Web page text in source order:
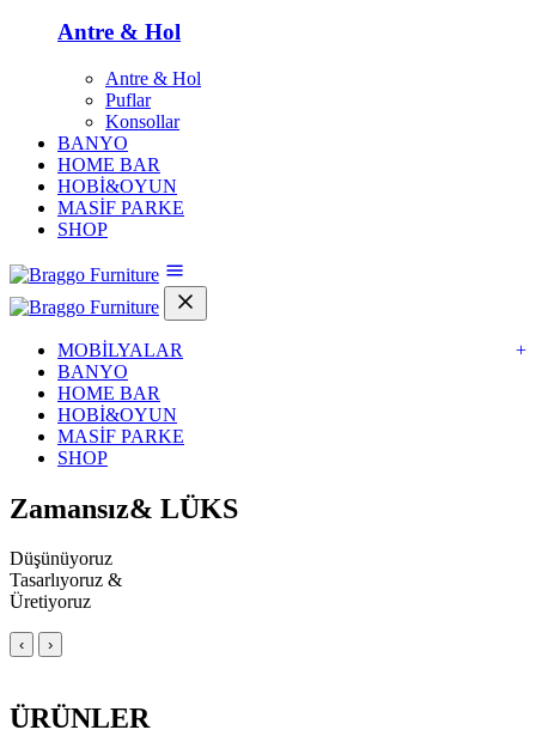
Antre & Hol
Antre & Hol
Puflar
Konsollar
BANYO
HOME BAR
HOBİ&OYUN
MASİF PARKE
SHOP
MOBİLYALAR
+
BANYO
HOME BAR
HOBİ&OYUN
MASİF PARKE
SHOP
Zamansız& LÜKS
Düşünüyoruz
Tasarlıyoruz &
Üretiyoruz
‹ ›
ÜRÜNLER